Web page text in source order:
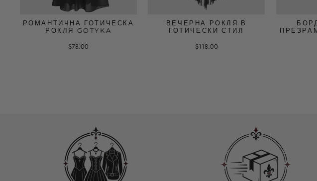
РОМАНТИЧНА ГОТИЧЕСКА
РОКЛЯ GOTYKA
$78.00
ВЕЧЕРНА РОКЛЯ В
ГОТИЧЕСКИ СТИЛ
$118.00